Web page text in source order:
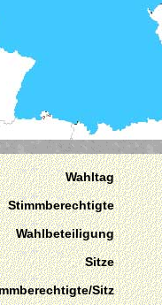
Wahltag
Stimmberechtigte
Wahlbeteiligung
Sitze
Sitz